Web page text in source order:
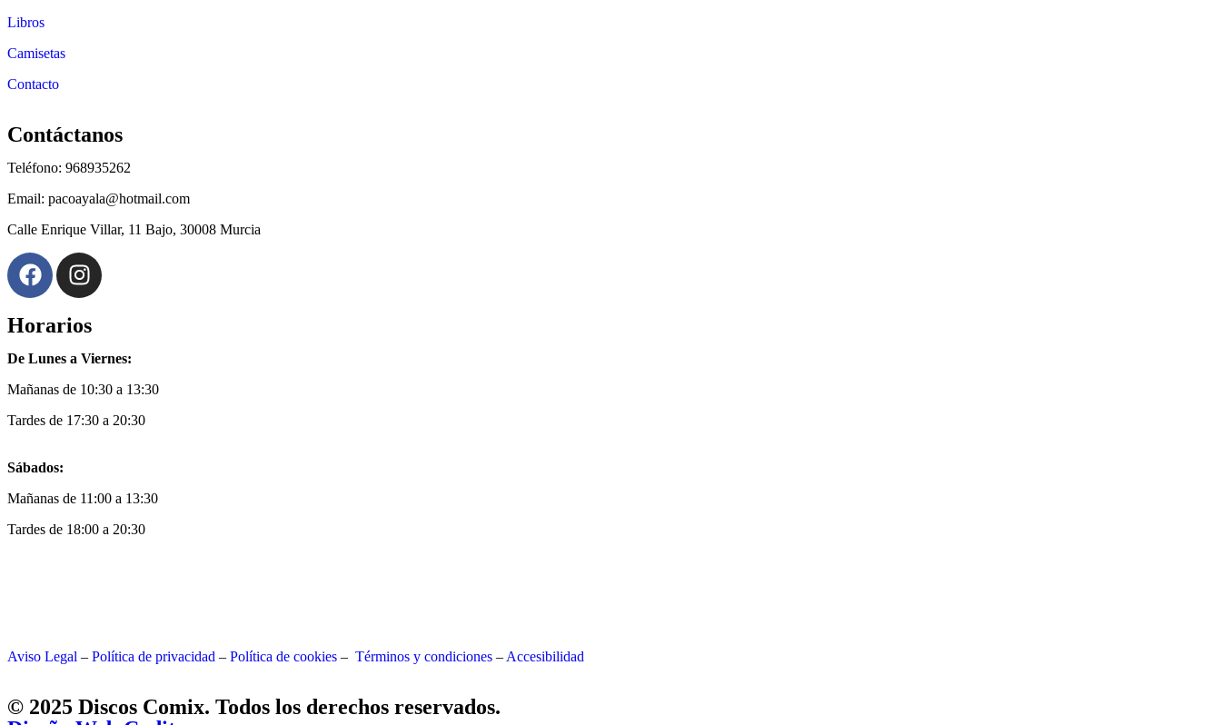
Libros
Camisetas
Contacto
Contáctanos
Teléfono: 968935262
Email: pacoayala@hotmail.com
Calle Enrique Villar, 11 Bajo, 30008 Murcia
Horarios
De Lunes a Viernes:
Mañanas de 10:30 a 13:30
Tardes de 17:30 a 20:30
Sábados:
Mañanas de 11:00 a 13:30
Tardes de 18:00 a 20:30
Aviso Legal – Política de privacidad – Política de cookies – Términos y condiciones – Accesibilidad
© 2025 Discos Comix. Todos los derechos reservados.